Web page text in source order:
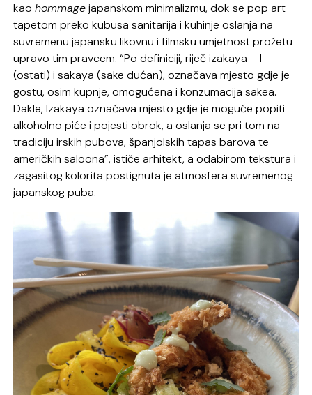
kaohommagejapanskom minimalizmu, dok se pop art
tapetom preko kubusa sanitarija i kuhinje oslanja na
suvremenu japansku likovnu i filmsku umjetnost prožetu
upravo tim pravcem. “Po definiciji, riječ izakaya – I
(ostati) i sakaya (sake dućan), označava mjesto gdje je
gostu, osim kupnje, omogućena i konzumacija sakea.
Dakle, Izakaya označava mjesto gdje je moguće popiti
alkoholno piće i pojesti obrok, a oslanja se pri tom na
tradiciju irskih pubova, španjolskih tapas barova te
američkih saloona”, ističe arhitekt, a odabirom tekstura i
zagasitog kolorita postignuta je atmosfera suvremenog
japanskog puba.